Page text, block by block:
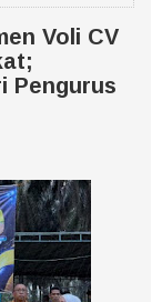
Voli CV
Pengurus